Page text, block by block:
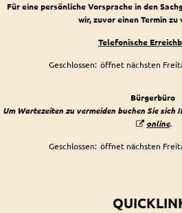
Für eine persönliche Vorsprache in den
wir, zuvor einen Termin zu
Telefonische
Klicken, um weitere Öffnungs-
Geschlossen: öffnet nächsten
Bürgerbüro
Um Wartezeiten zu vermeiden buchen Sie
online.
Klicken, um weitere Öffnungs-
Geschlossen: öffnet nächsten